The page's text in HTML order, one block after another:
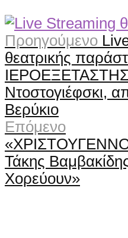
Προηγούμενο
θεατρικής
Ντοστογιέφσκι,
Βερύκιο
Επόμενο
Τάκης
Χορεύουν»